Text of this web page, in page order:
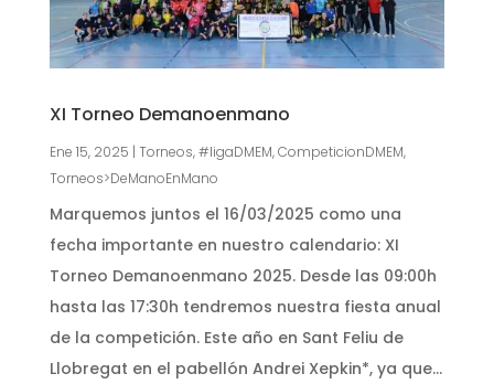
XI Torneo Demanoenmano
Ene 15, 2025 | Torneos,#ligaDMEM,CompeticionDMEM,
Torneos>DeManoEnMano
Marquemos juntos el 16/03/2025 como una
fecha importante en nuestro calendario: XI
Torneo Demanoenmano 2025. Desde las 09:00h
hasta las 17:30h tendremos nuestra fiesta anual
de la competición. Este año en Sant Feliu de
Llobregat en el pabellón Andrei Xepkin*, ya que...